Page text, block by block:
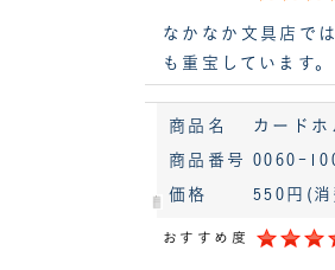
なかなか文具店で
も重宝しています。
商品名 カード
商品番号 0060-
価格 550円 (
おすすめ度